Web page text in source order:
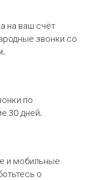
на ваш счёт
звонки со
по
30 дней.
и мобильные
о